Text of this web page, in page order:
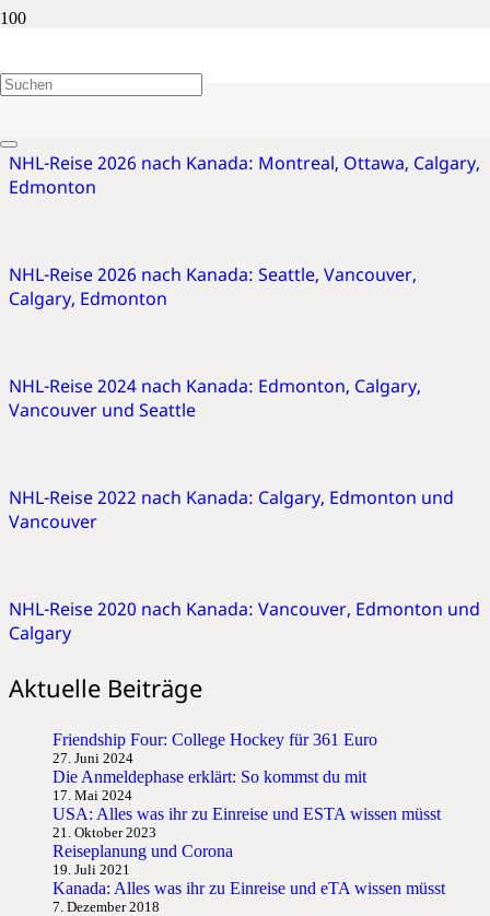
Calgary
NHL-Reise 2026 nach Kanada: Montreal, Ottawa, Calgary,
Edmonton
NHL-Reise 2026 nach Kanada: Seattle, Vancouver,
Calgary, Edmonton
NHL-Reise 2024 nach Kanada: Edmonton, Calgary,
Vancouver und Seattle
NHL-Reise 2022 nach Kanada: Calgary, Edmonton und
Vancouver
NHL-Reise 2020 nach Kanada: Vancouver, Edmonton und
Calgary
Aktuelle Beiträge
Friendship Four: College Hockey für 361 Euro
27. Juni 2024
Die Anmeldephase erklärt: So kommst du mit
17. Mai 2024
USA: Alles was ihr zu Einreise und ESTA wissen müsst
21. Oktober 2023
Reiseplanung und Corona
19. Juli 2021
Kanada: Alles was ihr zu Einreise und eTA wissen müsst
7. Dezember 2018